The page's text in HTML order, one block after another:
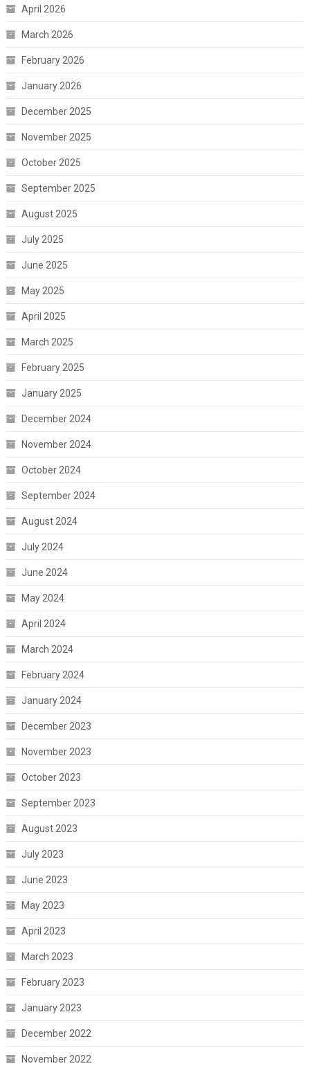
April 2026
March 2026
February 2026
January 2026
December 2025
November 2025
October 2025
September 2025
August 2025
July 2025
June 2025
May 2025
April 2025
March 2025
February 2025
January 2025
December 2024
November 2024
October 2024
September 2024
August 2024
July 2024
June 2024
May 2024
April 2024
March 2024
February 2024
January 2024
December 2023
November 2023
October 2023
September 2023
August 2023
July 2023
June 2023
May 2023
April 2023
March 2023
February 2023
January 2023
December 2022
November 2022